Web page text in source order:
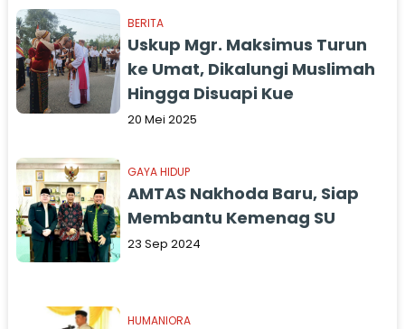
BERITA
Uskup Mgr. Maksimus Turun
ke Umat, Dikalungi Muslimah
Hingga Disuapi Kue
20 Mei 2025
GAYA HIDUP
AMTAS Nakhoda Baru, Siap
Membantu Kemenag SU
23 Sep 2024
HUMANIORA